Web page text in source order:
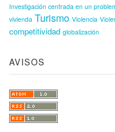
Investigación centrada en un
vivienda Turismo Violencia
competitividad globalización
AVISOS